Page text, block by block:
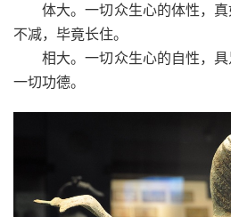
体大。一切众生心的体性，真
不减，毕竟长住。
相大。一切众生心的自性，具
一切功德。